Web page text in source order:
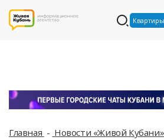
Главная Новости «Живой Кубани»